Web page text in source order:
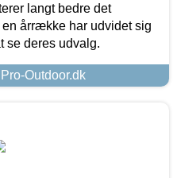
langt bedre det
årrække har udvidet sig
se deres udvalg.
Outdoor.dk